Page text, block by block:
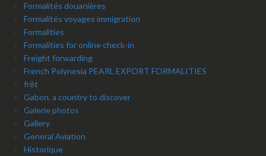
Formalités douanières
Formalités voyages immigration
Formalities
Formalities for online check-in
Freight forwarding
French Polynesia PEARL EXPORT FORMALITIES
frêt
Gabon, a country to discover
Galerie photos
Gallery
General Aviation
Historique